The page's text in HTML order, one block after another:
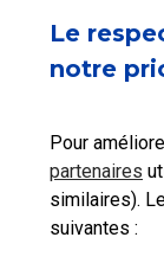
Le
notre
Pour
partenaires
similaires).
suivantes :